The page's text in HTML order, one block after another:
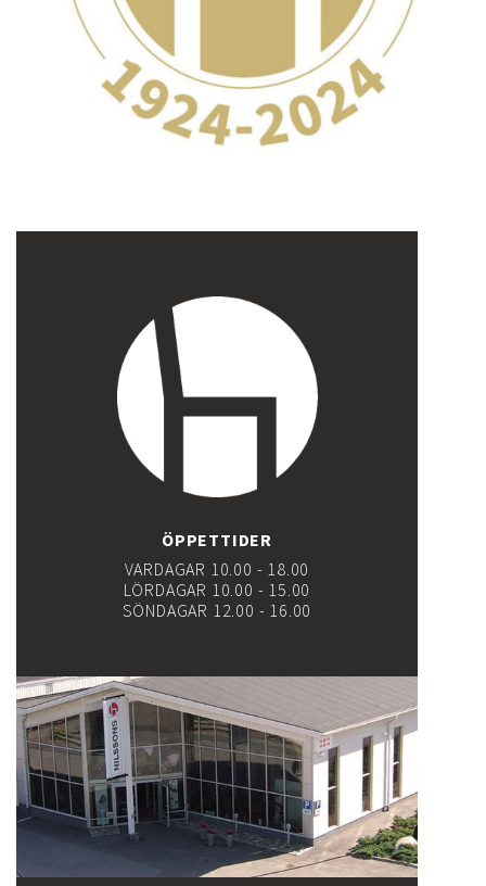
ÖPPETTIDER
VARDAGAR 10.00 - 18.00
LÖRDAGAR 10.00 - 15.00
SÖNDAGAR 12.00 - 16.00